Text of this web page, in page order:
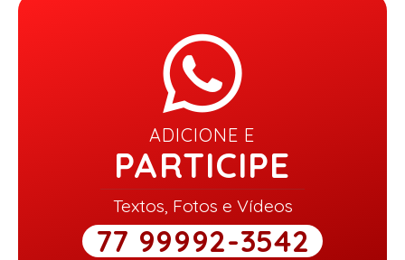
ADICIONE E
PARTICIPE
Textos, Fotos e Vídeos
77 99992-3542